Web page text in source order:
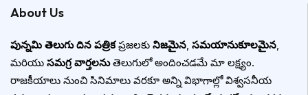
About Us
పున్నమి తెలుగు దిన పత్రికప్రజలకు నిజమైన సమయానుకూలమైన
మరియు సమగ్ర వార్తలనుతెలుగులో అందించడమే మా లక్ష్యం.
రాజకీయాలు నుంచి సినిమాలు వరకూ అన్ని విభాగాల్లో విశ్వసనీయ